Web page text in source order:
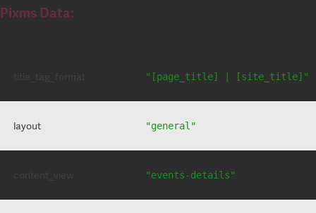
Pixms Data:
"[page_title] | [site_title]"
layout "general"
"events-details"